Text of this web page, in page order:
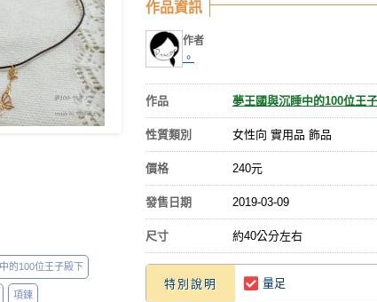
的100位王子殿下
項鍊
作品資訊
作者
。
作品 夢王國與沉睡中的100位王
性質類別 女性向 實用品 飾品
價格 240元
發售日期 2019-03-09
尺寸 約40公分左右
特別說明 量足